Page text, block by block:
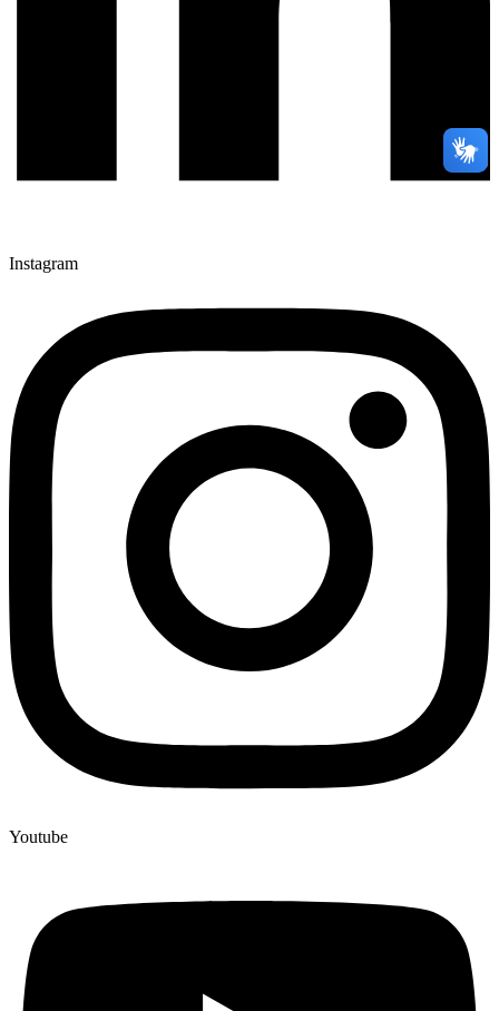
Instagram
Youtube